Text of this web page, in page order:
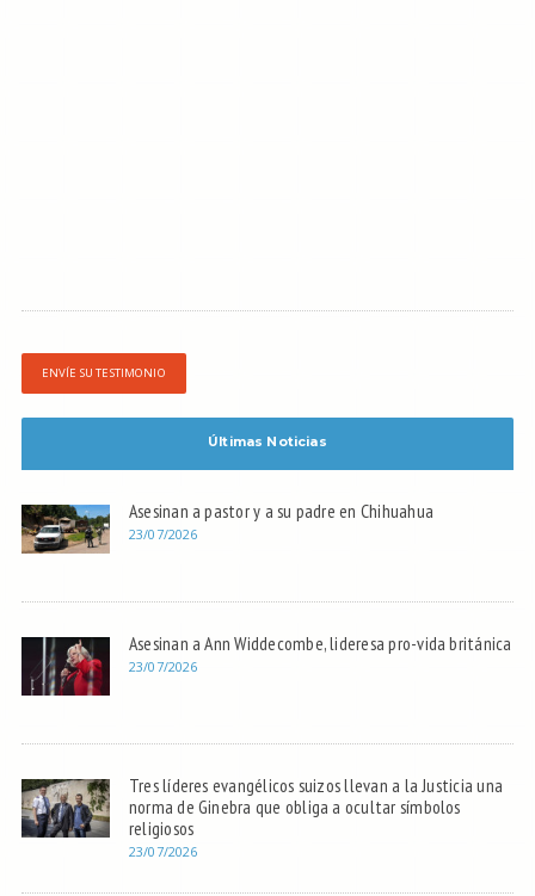
ENVÍE SU TESTIMONIO
Últimas Noticias
Asesinan a pastor y a su padre en Chihuahua
23/07/2026
Asesinan a Ann Widdecombe, lideresa pro-vida británica
23/07/2026
Tres líderes evangélicos suizos llevan a la Justicia una
norma de Ginebra que obliga a ocultar símbolos
religiosos
23/07/2026